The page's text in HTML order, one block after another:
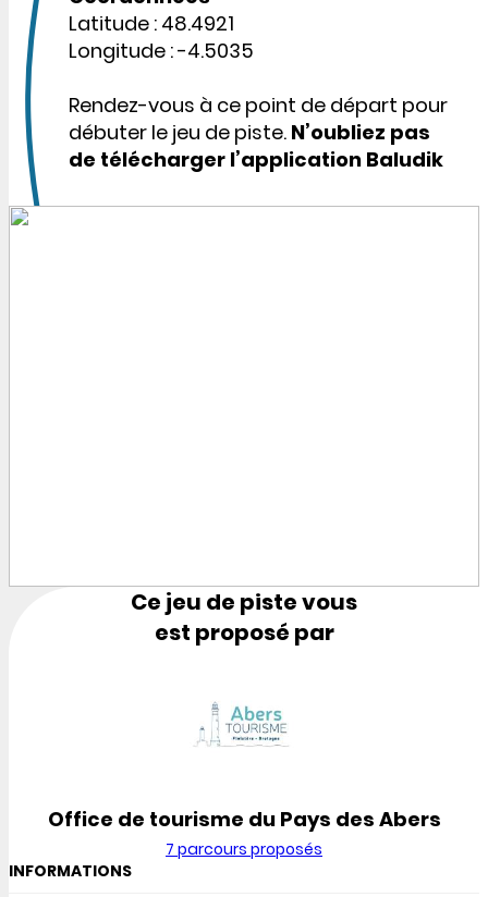
Latitude : 48.4921
Longitude : -4.5035
Rendez-vous à ce point de départ pour
débuter le jeu de piste. N’oubliez pas
de télécharger l’application Baludik
Ce jeu de piste vous
est proposé par
Office de tourisme du Pays des Abers
7 parcours proposés
INFORMATIONS